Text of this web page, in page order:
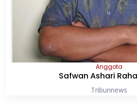
Anggota
Safwan Ashari
Tribunnews